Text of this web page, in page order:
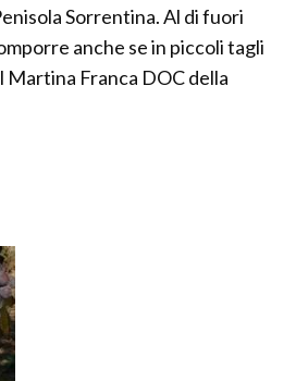
Sorrentina. Al di fuori
anche se in piccoli tagli
Franca DOC della